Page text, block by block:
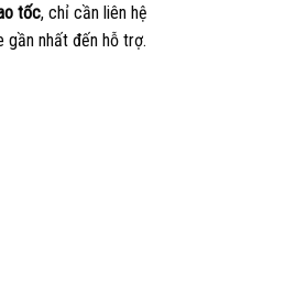
tốc, chỉ cần liên hệ
gần nhất đến hỗ trợ.